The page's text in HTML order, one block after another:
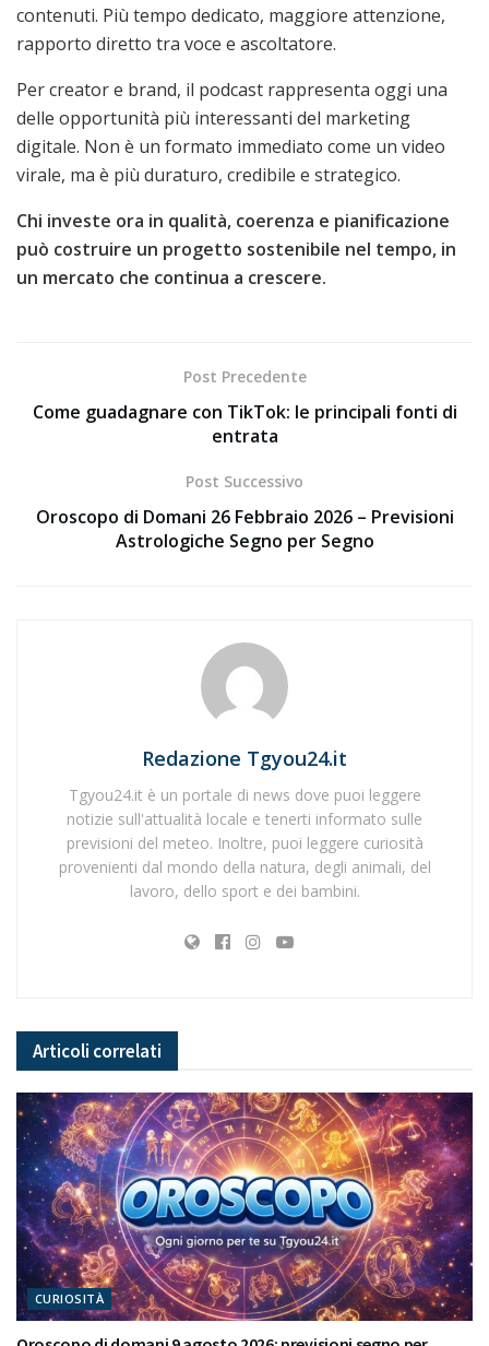
contenuti. Più tempo dedicato, maggiore attenzione,
rapporto diretto tra voce e ascoltatore.
Per creator e brand, il podcast rappresenta oggi una
delle opportunità più interessanti del marketing
digitale. Non è un formato immediato come un video
virale, ma è più duraturo, credibile e strategico.
Chi investe ora in qualità, coerenza e pianificazione
può costruire un progetto sostenibile nel tempo, in
un mercato che continua a crescere.
Post Precedente
Come guadagnare con TikTok: le principali fonti di
entrata
Post Successivo
Oroscopo di Domani 26 Febbraio 2026 – Previsioni
Astrologiche Segno per Segno
Redazione Tgyou24.it
Tgyou24.it è un portale di news dove puoi leggere
notizie sull'attualità locale e tenerti informato sulle
previsioni del meteo. Inoltre, puoi leggere curiosità
provenienti dal mondo della natura, degli animali, del
lavoro, dello sport e dei bambini.
Articoli correlati
CURIOSITÀ